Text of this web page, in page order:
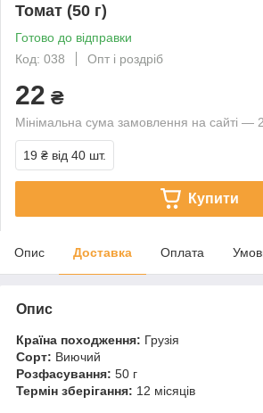
Томат (50 г)
Готово до відправки
Код: 038
Опт і роздріб
22 ₴
Мінімальна сума замовлення на сайті —
19 ₴ від 40 шт.
Купити
Опис Доставка Оплата
Опис
Країна походження: Грузія
Сорт: Виючий
Розфасування: 50 г
Термін зберігання: 12 місяців